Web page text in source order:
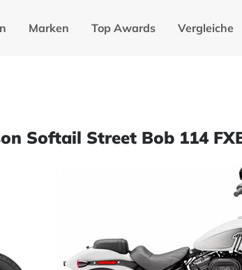
Marken Top Awards Vergleiche
Softail Street Bob 114